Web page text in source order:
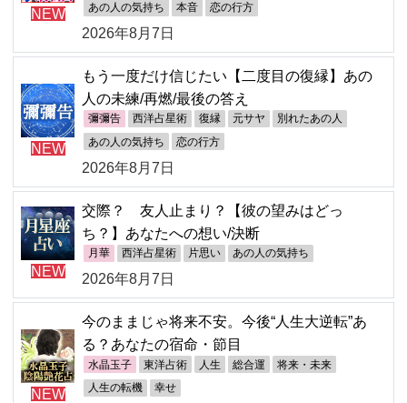
NEW あの人の気持ち 本音 恋の行方
2026年8月7日
NEW
もう一度だけ信じたい【二度目の復縁】あの
人の未練/再燃/最後の答え
彌彌告 西洋占星術 復縁 元サヤ 別れたあの人
あの人の気持ち 恋の行方
2026年8月7日
NEW
交際？ 友人止まり？【彼の望みはどっ
ち？】あなたへの想い/決断
月華 西洋占星術 片思い あの人の気持ち
2026年8月7日
NEW
今のままじゃ将来不安。今後“人生大逆転”あ
る？あなたの宿命・節目
水晶玉子 東洋占術 人生 総合運 将来・未来
人生の転機 幸せ